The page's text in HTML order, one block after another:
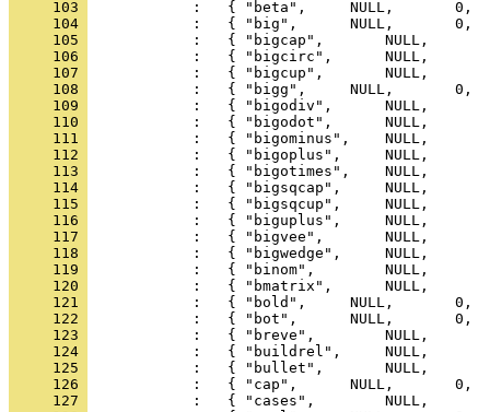
     103
     104
     105
     106
     107
     108
     109
     110
     111
     112
     113
     114
     115
     116
     117
     118
     119
     120
     121
     122
     123
     124
     125
     126
     127